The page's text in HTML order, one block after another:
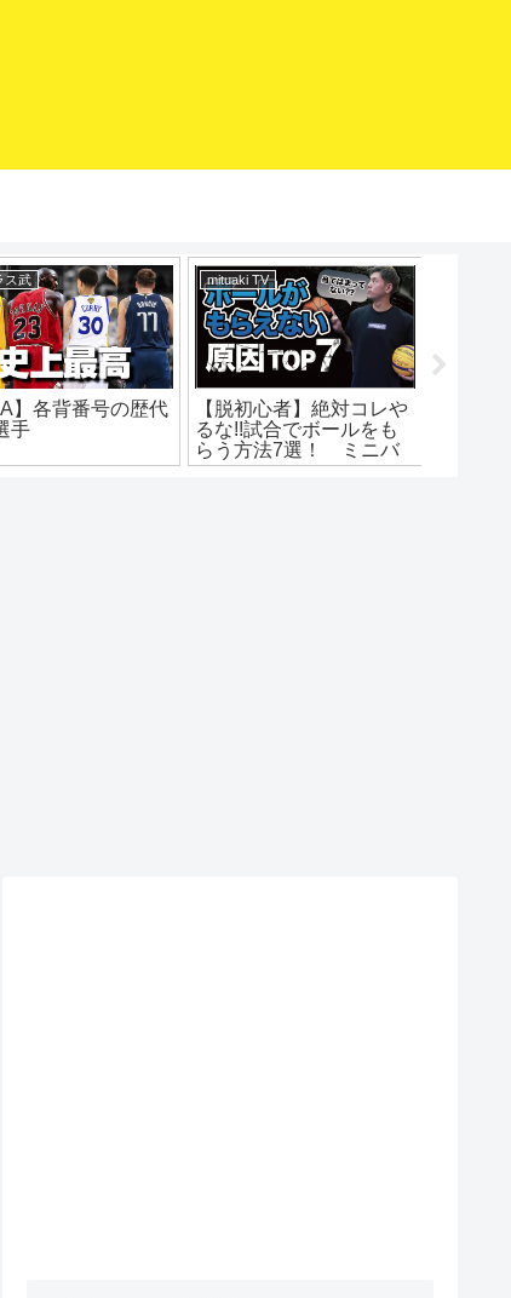
TV
る技！簡単アイザイ
ーブ解説！ハーフタ
トと練習法！バスケ
エアボーズ【Airbowz 】
【バスケ練習グッズ】ボ
ールリターン（スポルデ
ィング8352S）
SPALDING Basketball